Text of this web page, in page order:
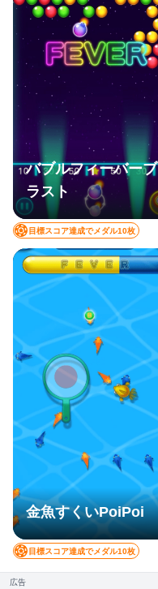
バブルフィーバーブ
ラスト
目標スコア達成でメダル10枚
金魚すくいPoiPoi
目標スコア達成でメダル10枚
広告